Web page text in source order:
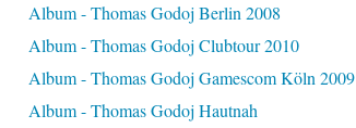
Album - Thomas Godoj Berlin 2008
Album - Thomas Godoj Clubtour 2010
Album - Thomas Godoj Gamescom Köln 2009
Album - Thomas Godoj Hautnah